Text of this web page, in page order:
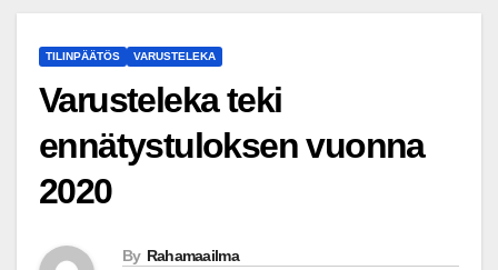
TILINPÄÄTÖS VARUSTELEKA
Varusteleka teki
ennätystuloksen vuonna
2020
By Rahamaailma